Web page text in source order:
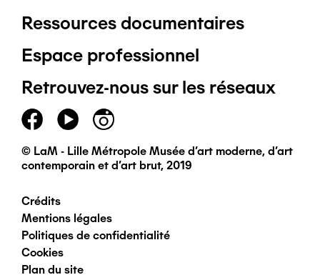
Pied
de
page
principal
Ressources documentaires
Espace professionnel
Retrouvez-nous sur les réseaux
© LaM - Lille Métropole Musée d'art moderne, d'art
contemporain et d'art brut, 2019
Pied
de
Crédits
Mentions légales
Politiques de confidentialité
Cookies
Plan du site